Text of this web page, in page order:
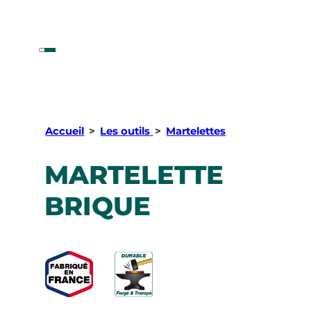
Accueil > Les outils > Martelettes
MARTELETTE
BRIQUE